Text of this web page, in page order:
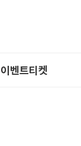
이벤트티켓